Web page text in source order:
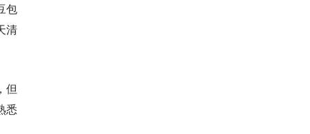
包
清
但
悉